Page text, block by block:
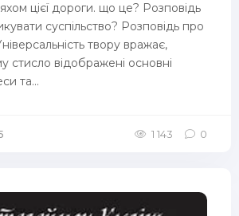
цієї дороги. що це? Розповідь
суспільство? Розповідь про
твору вражає,
стисло відображені основні
та...
1 143 0